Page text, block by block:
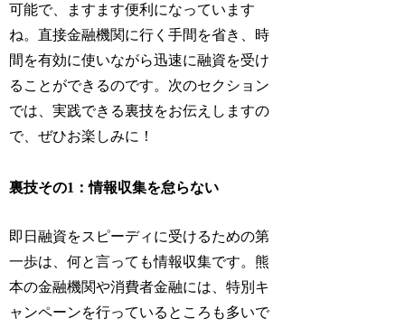
可能で、ますます便利になっています
ね。直接金融機関に行く手間を省き、時
間を有効に使いながら迅速に融資を受け
ることができるのです。次のセクション
では、実践できる裏技をお伝えしますの
で、ぜひお楽しみに！
裏技その1：情報収集を怠らない
即日融資をスピーディに受けるための第
一歩は、何と言っても情報収集です。熊
本の金融機関や消費者金融には、特別キ
ャンペーンを行っているところも多いで